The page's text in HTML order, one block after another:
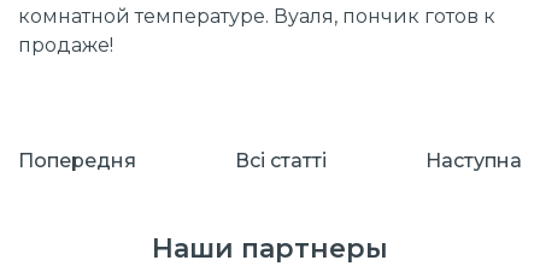
комнатной температуре. Вуаля, пончик готов к
продаже!
Попередня Всі cтатті Наступна
Наши партнеры